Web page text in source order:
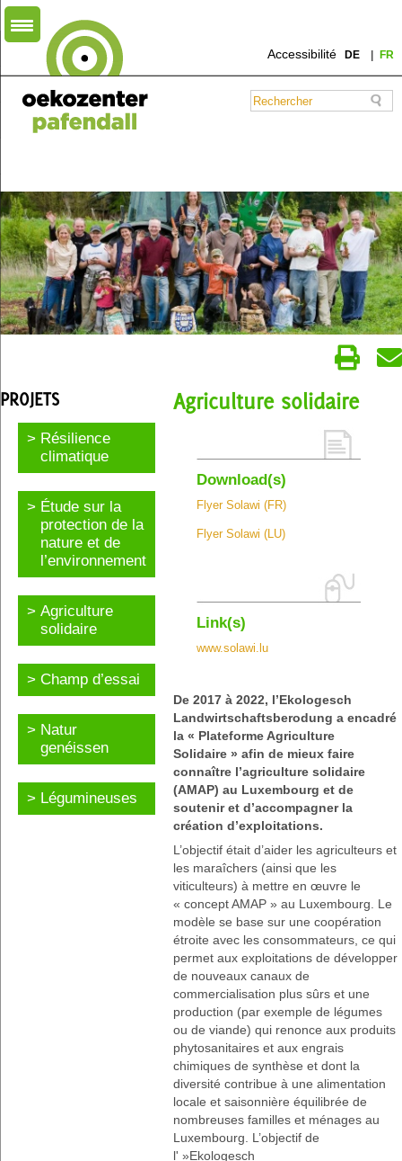
Accessibilité DE FR
PROJETS
Résilience
climatique
Étude sur la
protection de la
nature et de
l’environnement
Agriculture
solidaire
Champ d’essai
Natur
genéissen
Légumineuses
Agriculture solidaire
Download(s)
Flyer Solawi (FR)
Flyer Solawi (LU)
Link(s)
www.solawi.lu
De 2017 à 2022, l’Ekologesch
Landwirtschaftsberodung a encadré
la « Plateforme Agriculture
Solidaire » afin de mieux faire
connaître l’agriculture solidaire
(AMAP) au Luxembourg et de
soutenir et d’accompagner la
création d’exploitations.
L’objectif était d’aider les agriculteurs et
les maraîchers (ainsi que les
viticulteurs) à mettre en œuvre le
« concept AMAP » au Luxembourg. Le
modèle se base sur une coopération
étroite avec les consommateurs, ce qui
permet aux exploitations de développer
de nouveaux canaux de
commercialisation plus sûrs et une
production (par exemple de légumes
ou de viande) qui renonce aux produits
phytosanitaires et aux engrais
chimiques de synthèse et dont la
diversité contribue à une alimentation
locale et saisonnière équilibrée de
nombreuses familles et ménages au
Luxembourg. L’objectif de
l' »Ekologesch